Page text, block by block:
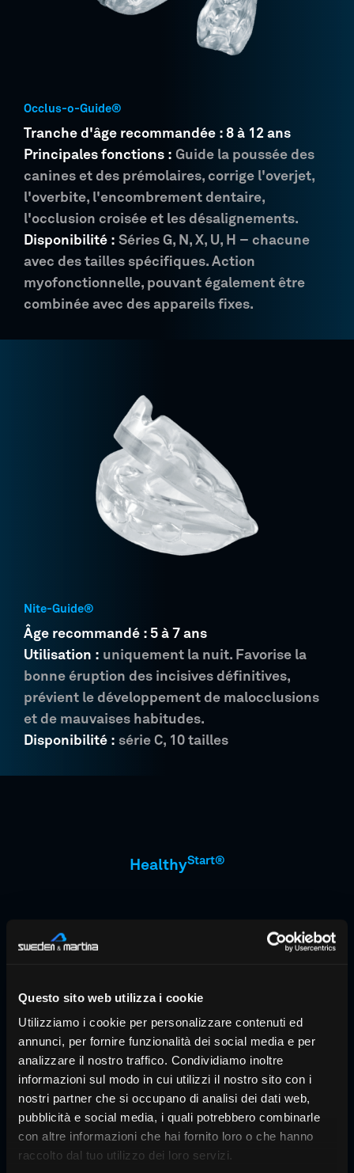
Questo sito web utilizza i cookie
Utilizziamo i cookie per personalizzare contenuti ed
annunci, per fornire funzionalità dei social media e per
analizzare il nostro traffico. Condividiamo inoltre
informazioni sul modo in cui utilizzi il nostro sito con i
nostri partner che si occupano di analisi dei dati web,
pubblicità e social media, i quali potrebbero combinarle
con altre informazioni che hai fornito loro o che hanno
raccolto dal tuo utilizzo dei loro servizi.
Occlus-o-Guide®
Tranche d'âge recommandée : 8 à 12 ans
Principales fonctions : Guide la poussée des
canines et des prémolaires, corrige l'overjet,
l'overbite, l'encombrement dentaire,
l'occlusion croisée et les désalignements.
Disponibilité : Séries G, N, X, U, H – chacune
avec des tailles spécifiques. Action
myofonctionnelle, pouvant également être
combinée avec des appareils fixes.
Nite-Guide®
Âge recommandé : 5 à 7 ans
Utilisation : uniquement la nuit. Favorise la
bonne éruption des incisives définitives,
prévient le développement de malocclusions
et de mauvaises habitudes.
Disponibilité : série C, 10 tailles
HealthyStart®
Corrector®
Âge : 4 à 12 ans et plus
Corrige la succion du pouce, la
déglutition atypique, la poussée
linguale et la respiration buccale. Pedo